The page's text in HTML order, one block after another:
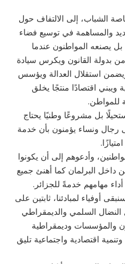
الشباب، إلى الالتفاف حول
والمساهمة في توسيع فضاء
بل يصنعه المواطنون عندما
بدولة القانون ويكرس سيادة
استقلال العدالة ويؤسس
ويبني اقتصادًا منتجًا يخلق
للمواطن.
بل مشروعًا وطنيًا يحتاج
رجال ونساء يؤمنون بأن خدمة
وأدعوهم إلى أن يكونوا
داخل البرلمان كما أهنئ جميع
أداء مهامهم خدمةً للجزائر.
أوفياء لمبادئنا، ثابتين على
السلمي والديمقراطي
والمؤسسات وديمقراطية
اقتصادية واجتماعية تليق